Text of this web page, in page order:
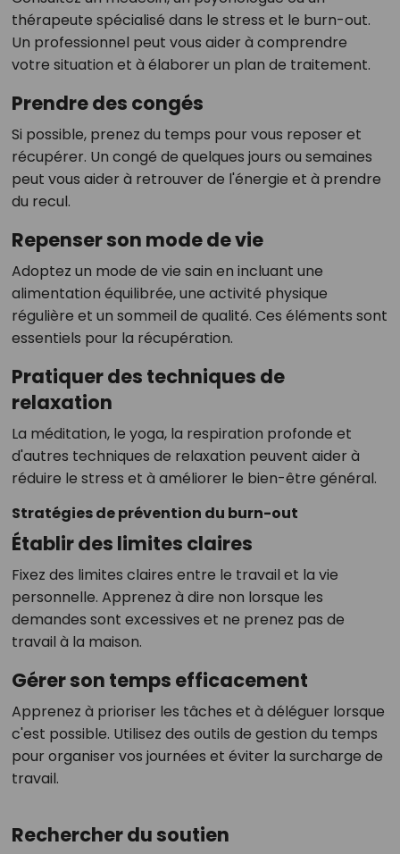
thérapeute spécialisé dans le stress et le burn-out.
Un professionnel peut vous aider à comprendre
votre situation et à élaborer un plan de traitement.
Prendre des congés
Si possible, prenez du temps pour vous reposer et
récupérer. Un congé de quelques jours ou semaines
peut vous aider à retrouver de l'énergie et à prendre
du recul.
Repenser son mode de vie
Adoptez un mode de vie sain en incluant une
alimentation équilibrée, une activité physique
régulière et un sommeil de qualité. Ces éléments sont
essentiels pour la récupération.
Pratiquer des techniques de
relaxation
La méditation, le yoga, la respiration profonde et
d'autres techniques de relaxation peuvent aider à
réduire le stress et à améliorer le bien-être général.
Stratégies de prévention du burn-out
Établir des limites claires
Fixez des limites claires entre le travail et la vie
personnelle. Apprenez à dire non lorsque les
demandes sont excessives et ne prenez pas de
travail à la maison.
Gérer son temps efficacement
Apprenez à prioriser les tâches et à déléguer lorsque
c'est possible. Utilisez des outils de gestion du temps
pour organiser vos journées et éviter la surcharge de
travail.
Rechercher du soutien